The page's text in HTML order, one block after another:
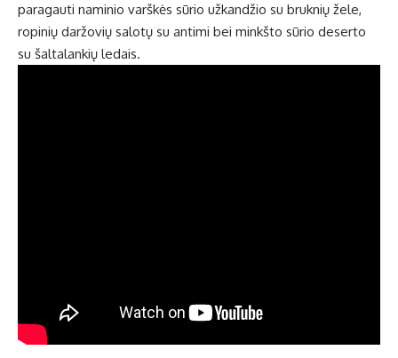
paragauti naminio varškės sūrio užkandžio su bruknių žele,
ropinių daržovių salotų su antimi bei minkšto sūrio deserto
su šaltalankių ledais.